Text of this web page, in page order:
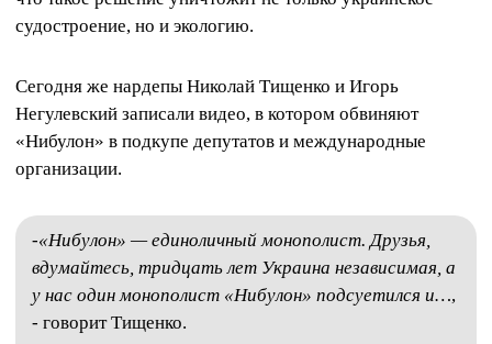
судостроение, но и экологию.
Сегодня же нардепы Николай Тищенко и Игорь
Негулевский записали видео, в котором обвиняют
«Нибулон» в подкупе депутатов и международные
организации.
-«Нибулон» — единоличный монополист. Друзья,
вдумайтесь, тридцать лет Украина независимая, а
у нас один монополист «Нибулон» подсуетился и…,
- говорит Тищенко.